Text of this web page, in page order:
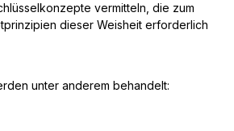
vermitteln, die zum
dieser Weisheit erforderlich
unter anderem behandelt: